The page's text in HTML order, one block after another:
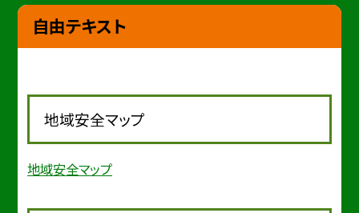
自由テキスト
地域安全マップ
地域安全マップ